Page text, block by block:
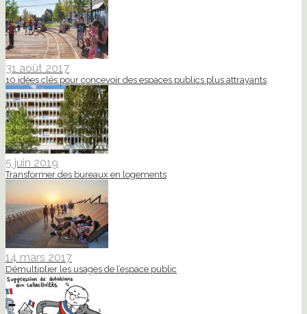
31 août 2017
10 idées clés pour concevoir des espaces publics plus attrayants
5 juin 2019
Transformer des bureaux en logements
14 mars 2017
Démultiplier les usages de l’espace public